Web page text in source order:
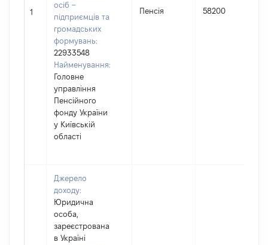
1
осіб –
підприємців та
громадських
формувань:
22933548
Найменування:
Головне
управління
Пенсійного
фонду України
у Київській
області
Пенсія 58200
Джерело
доходу:
Юридична
особа,
зареєстрована
в Україні